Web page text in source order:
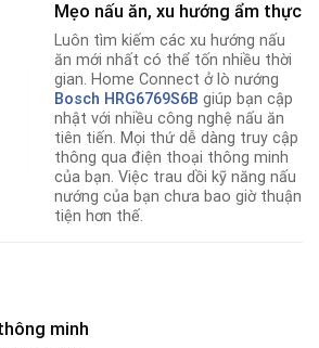
Mẹo nấu ăn, xu hướng ẩm thực
Luôn tìm kiếm các xu hướng nấu
ăn mới nhất có thể tốn nhiều thời
gian. Home Connect ở lò nướng
Bosch HRG6769S6Bgiúp bạn cập
nhật với nhiều công nghệ nấu ăn
tiên tiến. Mọi thứ dễ dàng truy cập
thông qua điện thoại thông minh
của bạn. Việc trau dồi kỹ năng nấu
nướng của bạn chưa bao giờ thuận
tiện hơn thế.
minh